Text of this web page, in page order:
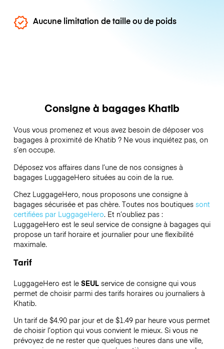
Aucune limitation de taille ou de poids
Consigne à bagages Khatib
Vous vous promenez et vous avez besoin de déposer vos
bagages à proximité de Khatib ? Ne vous inquiétez pas, on
s’en occupe.
Déposez vos affaires dans l’une de nos consignes à
bagages LuggageHero situées au coin de la rue.
Chez LuggageHero, nous proposons une consigne à
bagages sécurisée et pas chère. Toutes nos boutiques sont
certifiées par LuggageHero. Et n’oubliez pas :
LuggageHero est le seul service de consigne à bagages qui
propose un tarif horaire et journalier pour une flexibilité
maximale.
Tarif
LuggageHero est le SEULservice de consigne qui vous
permet de choisir parmi des tarifs horaires ou journaliers à
Khatib.
Un tarif de $4.90 par jour et de $1.49 par heure vous permet
de choisir l’option qui vous convient le mieux. Si vous ne
prévoyez de ne rester que quelques heures dans une ville,